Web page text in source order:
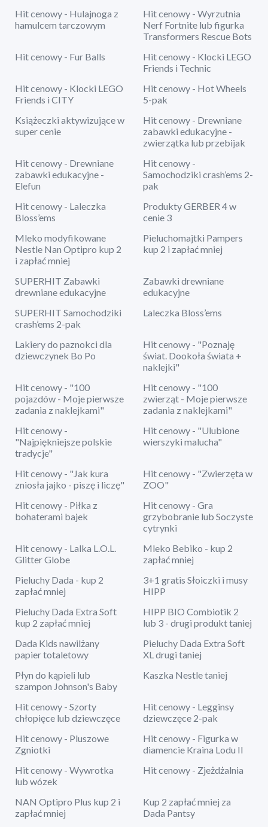
Hit cenowy - Hulajnoga z
hamulcem tarczowym
Hit cenowy - Wyrzutnia
Nerf Fortnite lub figurka
Transformers Rescue Bots
Hit cenowy - Fur Balls
Hit cenowy - Klocki LEGO
Friends i Technic
Hit cenowy - Klocki LEGO
Friends i CITY
Hit cenowy - Hot Wheels
5-pak
Książeczki aktywizujące w
super cenie
Hit cenowy - Drewniane
zabawki edukacyjne -
zwierzątka lub przebijak
Hit cenowy - Drewniane
zabawki edukacyjne -
Elefun
Hit cenowy -
Samochodziki crash’ems 2-
pak
Hit cenowy - Laleczka
Bloss’ems
Produkty GERBER 4 w
cenie 3
Mleko modyfikowane
Nestle Nan Optipro kup 2
i zapłać mniej
Pieluchomajtki Pampers
kup 2 i zapłać mniej
SUPERHIT Zabawki
drewniane edukacyjne
Zabawki drewniane
edukacyjne
SUPERHIT Samochodziki
crash’ems 2-pak
Laleczka Bloss’ems
Lakiery do paznokci dla
dziewczynek Bo Po
Hit cenowy - "Poznaję
świat. Dookoła świata +
naklejki"
Hit cenowy - "100
pojazdów - Moje pierwsze
zadania z naklejkami"
Hit cenowy - "100
zwierząt - Moje pierwsze
zadania z naklejkami"
Hit cenowy -
"Najpiękniejsze polskie
tradycje"
Hit cenowy - "Ulubione
wierszyki malucha"
Hit cenowy - "Jak kura
zniosła jajko - piszę i liczę"
Hit cenowy - "Zwierzęta w
ZOO"
Hit cenowy - Piłka z
bohaterami bajek
Hit cenowy - Gra
grzybobranie lub Soczyste
cytrynki
Hit cenowy - Lalka L.O.L.
Glitter Globe
Mleko Bebiko - kup 2
zapłać mniej
Pieluchy Dada - kup 2
zapłać mniej
3+1 gratis Słoiczki i musy
HIPP
Pieluchy Dada Extra Soft
kup 2 zapłać mniej
HIPP BIO Combiotik 2
lub 3 - drugi produkt taniej
Dada Kids nawilżany
papier totaletowy
Pieluchy Dada Extra Soft
XL drugi taniej
Płyn do kąpieli lub
szampon Johnson's Baby
Kaszka Nestle taniej
Hit cenowy - Szorty
chłopięce lub dziewczęce
Hit cenowy - Legginsy
dziewczęce 2-pak
Hit cenowy - Pluszowe
Zgniotki
Hit cenowy - Figurka w
diamencie Kraina Lodu II
Hit cenowy - Wywrotka
lub wózek
Hit cenowy - Zjeżdżalnia
NAN Optipro Plus kup 2 i
zapłać mniej
Kup 2 zapłać mniej za
Dada Pantsy